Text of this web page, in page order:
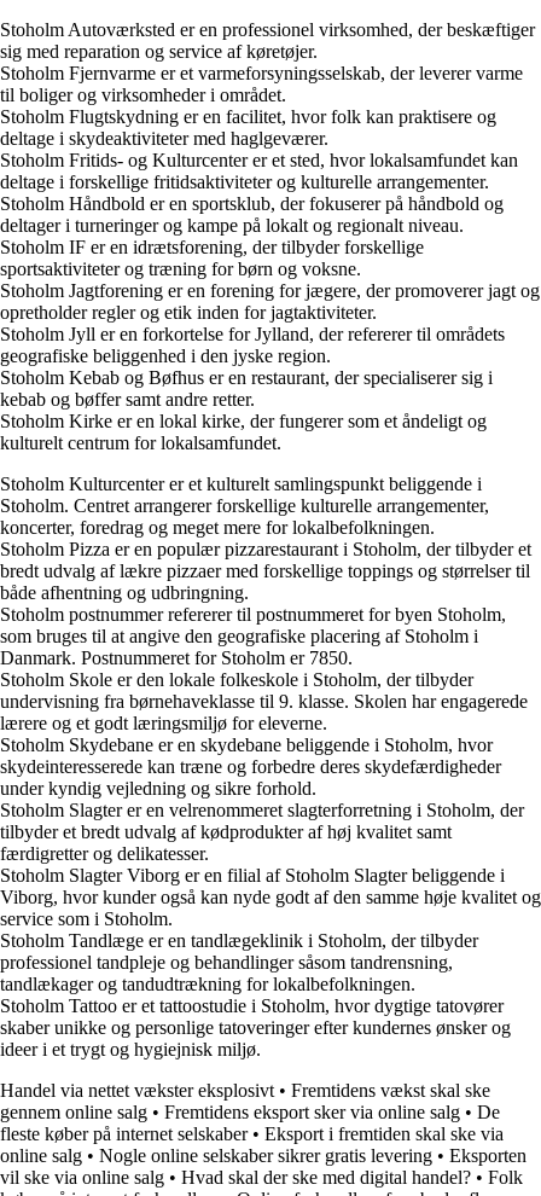
Stoholm Autoværksted er en professionel virksomhed, der beskæftiger
sig med reparation og service af køretøjer.
Stoholm Fjernvarme er et varmeforsyningsselskab, der leverer varme
til boliger og virksomheder i området.
Stoholm Flugtskydning er en facilitet, hvor folk kan praktisere og
deltage i skydeaktiviteter med haglgeværer.
Stoholm Fritids- og Kulturcenter er et sted, hvor lokalsamfundet kan
deltage i forskellige fritidsaktiviteter og kulturelle arrangementer.
Stoholm Håndbold er en sportsklub, der fokuserer på håndbold og
deltager i turneringer og kampe på lokalt og regionalt niveau.
Stoholm IF er en idrætsforening, der tilbyder forskellige
sportsaktiviteter og træning for børn og voksne.
Stoholm Jagtforening er en forening for jægere, der promoverer jagt og
opretholder regler og etik inden for jagtaktiviteter.
Stoholm Jyll er en forkortelse for Jylland, der refererer til områdets
geografiske beliggenhed i den jyske region.
Stoholm Kebab og Bøfhus er en restaurant, der specialiserer sig i
kebab og bøffer samt andre retter.
Stoholm Kirke er en lokal kirke, der fungerer som et åndeligt og
kulturelt centrum for lokalsamfundet.
Stoholm Kulturcenter er et kulturelt samlingspunkt beliggende i
Stoholm. Centret arrangerer forskellige kulturelle arrangementer,
koncerter, foredrag og meget mere for lokalbefolkningen.
Stoholm Pizza er en populær pizzarestaurant i Stoholm, der tilbyder et
bredt udvalg af lækre pizzaer med forskellige toppings og størrelser til
både afhentning og udbringning.
Stoholm postnummer refererer til postnummeret for byen Stoholm,
som bruges til at angive den geografiske placering af Stoholm i
Danmark. Postnummeret for Stoholm er 7850.
Stoholm Skole er den lokale folkeskole i Stoholm, der tilbyder
undervisning fra børnehaveklasse til 9. klasse. Skolen har engagerede
lærere og et godt læringsmiljø for eleverne.
Stoholm Skydebane er en skydebane beliggende i Stoholm, hvor
skydeinteresserede kan træne og forbedre deres skydefærdigheder
under kyndig vejledning og sikre forhold.
Stoholm Slagter er en velrenommeret slagterforretning i Stoholm, der
tilbyder et bredt udvalg af kødprodukter af høj kvalitet samt
færdigretter og delikatesser.
Stoholm Slagter Viborg er en filial af Stoholm Slagter beliggende i
Viborg, hvor kunder også kan nyde godt af den samme høje kvalitet og
service som i Stoholm.
Stoholm Tandlæge er en tandlægeklinik i Stoholm, der tilbyder
professionel tandpleje og behandlinger såsom tandrensning,
tandlækager og tandudtrækning for lokalbefolkningen.
Stoholm Tattoo er et tattoostudie i Stoholm, hvor dygtige tatovører
skaber unikke og personlige tatoveringer efter kundernes ønsker og
ideer i et trygt og hygiejnisk miljø.
Handel via nettet vækster eksplosivt • Fremtidens vækst skal ske
gennem online salg • Fremtidens eksport sker via online salg • De
fleste køber på internet selskaber• Eksport i fremtiden skal ske via
online salg • Nogle online selskaber sikrer gratis levering • Eksporten
vil ske via online salg • Hvad skal der ske med digital handel? • Folk